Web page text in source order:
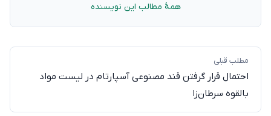
همهٔ مطالب این نویسنده
مطلب قبلی
احتمال قرار گرفتن قند مصنوعی آسپارتام در لیست مواد
بالقوه سرطان‌زا